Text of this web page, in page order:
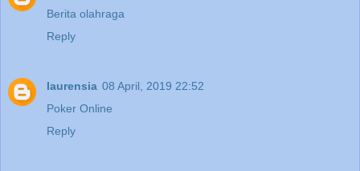
Berita olahraga
Reply
laurensia 08 April, 2019 22:52
Poker Online
Reply